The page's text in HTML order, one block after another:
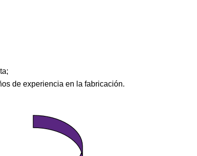
de experiencia en la fabricación.